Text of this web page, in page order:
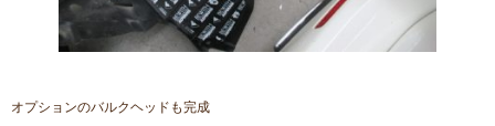
オプションのバルクヘッドも完成